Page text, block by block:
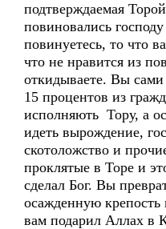
подтверждаемая
повиновались
повинуетесь, то что
что не нравится из
откидываете. Вы сами
15 процентов из
исполняють Тору, а
идеть вырождение,
скотоложство и
проклятые в Торе и
сделал Бог. Вы
осажденную крепость
вам подарил Аллах в